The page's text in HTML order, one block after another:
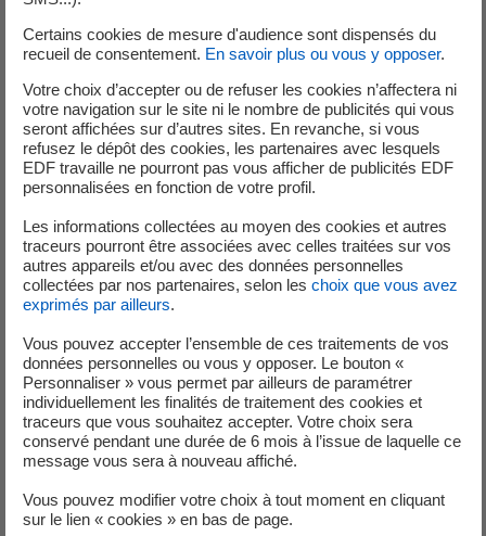
Chercheur « apprenti »
Partenaires (académiques, start-
up…)
Certains cookies de mesure d'audience sont dispensés du
recueil de consentement. En savoir plus ou vous y opposer.
Votre choix d’accepter ou de refuser les cookies n’affectera ni
votre navigation sur le site ni le nombre de publicités qui vous
seront affichées sur d’autres sites. En revanche, si vous
refusez le dépôt des cookies, les partenaires avec lesquels
EDF travaille ne pourront pas vous afficher de publicités EDF
personnalisées en fonction de votre profil.
Les informations collectées au moyen des cookies et autres
traceurs pourront être associées avec celles traitées sur vos
autres appareils et/ou avec des données personnelles
collectées par nos partenaires, selon les choix que vous avez
exprimés par ailleurs.
Vous pouvez accepter l’ensemble de ces traitements de vos
données personnelles ou vous y opposer. Le bouton «
Personnaliser » vous permet par ailleurs de paramétrer
individuellement les finalités de traitement des cookies et
traceurs que vous souhaitez accepter. Votre choix sera
conservé pendant une durée de 6 mois à l’issue de laquelle ce
message vous sera à nouveau affiché.
Vous pouvez modifier votre choix à tout moment en cliquant
sur le lien « cookies » en bas de page.